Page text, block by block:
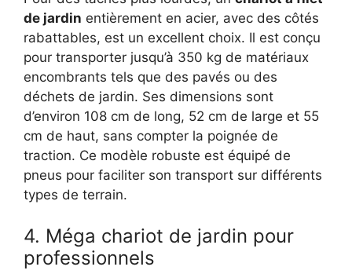
de jardin entièrement en acier, avec des côtés
rabattables, est un excellent choix. Il est conçu
pour transporter jusqu’à 350 kg de matériaux
encombrants tels que des pavés ou des
déchets de jardin. Ses dimensions sont
d’environ 108 cm de long, 52 cm de large et 55
cm de haut, sans compter la poignée de
traction. Ce modèle robuste est équipé de
pneus pour faciliter son transport sur différents
types de terrain.
4. Méga chariot de jardin pour
professionnels